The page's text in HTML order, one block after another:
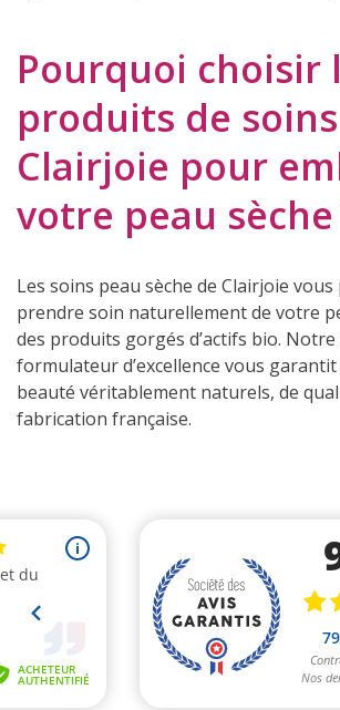
Pourquoi choisir
produits de soins
Clairjoie pour
votre peau sèche
Les soins peau sèche de Clairjoie
prendre soin naturellement de votre
des produits gorgés d’actifs bio.
formulateur d’excellence vous
beauté véritablement naturels, de
fabrication française.